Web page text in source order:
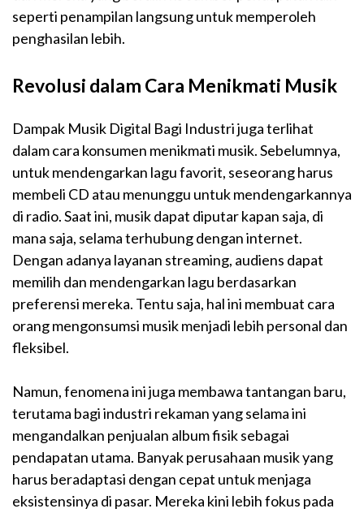
seperti penampilan langsung untuk memperoleh
penghasilan lebih.
Revolusi dalam Cara Menikmati Musik
Dampak Musik Digital Bagi Industri juga terlihat
dalam cara konsumen menikmati musik. Sebelumnya,
untuk mendengarkan lagu favorit, seseorang harus
membeli CD atau menunggu untuk mendengarkannya
di radio. Saat ini, musik dapat diputar kapan saja, di
mana saja, selama terhubung dengan internet.
Dengan adanya layanan streaming, audiens dapat
memilih dan mendengarkan lagu berdasarkan
preferensi mereka. Tentu saja, hal ini membuat cara
orang mengonsumsi musik menjadi lebih personal dan
fleksibel.
Namun, fenomena ini juga membawa tantangan baru,
terutama bagi industri rekaman yang selama ini
mengandalkan penjualan album fisik sebagai
pendapatan utama. Banyak perusahaan musik yang
harus beradaptasi dengan cepat untuk menjaga
eksistensinya di pasar. Mereka kini lebih fokus pada